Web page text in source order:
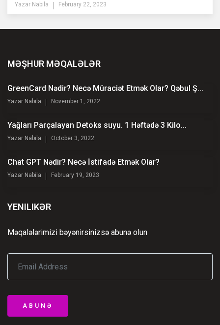
Yazar Nabila February 22, 2023
MƏŞHUR MƏQALƏLƏR
GreenCard Nədir? Necə Müraciət Etmək Olar? Qəbul Ş...
Yazar Nabila November 1, 2022
Yağları Parçalayan Detoks suyu. 1 Həftədə 3 Kilo...
Yazar Nabila October 3, 2022
Chat GPT Nədir? Necə İstifadə Etmək Olar?
Yazar Nabila February 19, 2023
YENILIKƏR
Məqalələrimizi bəyənirsinizsə abunə olun
ABUNƏ